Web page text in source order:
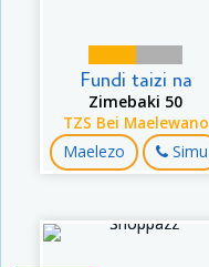
Fundi taizi na
Zimebaki 50
TZS Bei Maelewano
Maelezo Simu